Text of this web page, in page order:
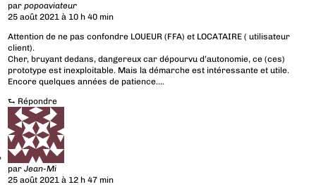
parpopoaviateur
25 août 2021 à 10 h 40 min
Attention de ne pas confondre LOUEUR (FFA) et LOCATAIRE ( utilisateur
client).
Cher, bruyant dedans, dangereux car dépourvu d’autonomie, ce (ces)
prototype est inexploitable. Mais la démarche est intéressante et utile.
Encore quelques années de patience….
⮑ Répondre
parJean-Mi
25 août 2021 à 12 h 47 min